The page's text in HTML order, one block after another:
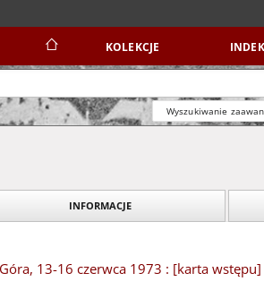
KOLEKCJE
Wyszukiwanie
INFORMACJE
13-16 czerwca 1973 : [karta wstępu]